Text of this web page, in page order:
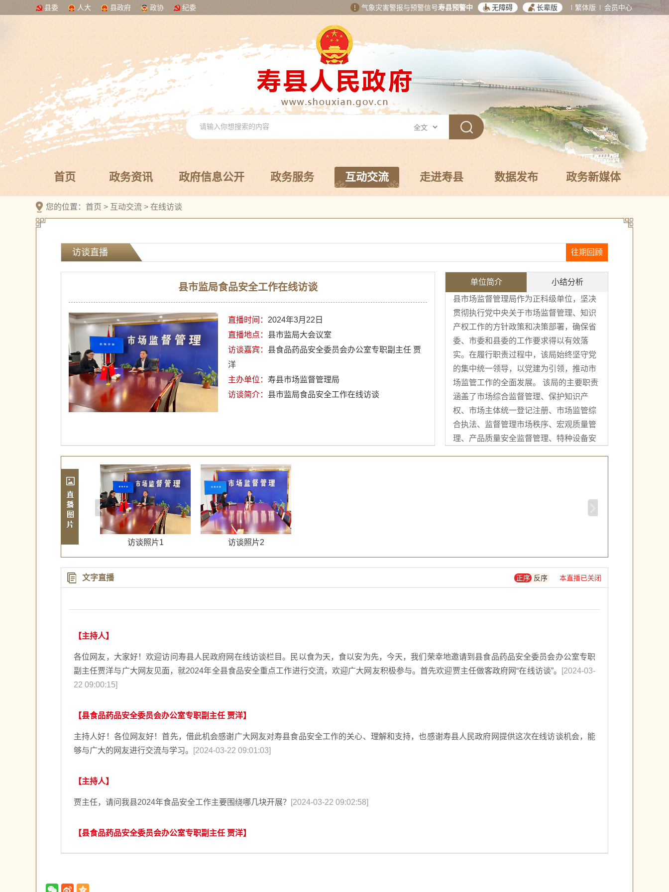
县委 人大 县政府 政协 纪委 气象灾害警报与预警信号寿县预警中 无障碍 长辈版 繁体版 会员中心
首页 政务资讯 政府信息公开 政务服务 互动交流 走进寿县 数据发布 政务新媒体
您的位置： 首页 > 互动交流 > 在线访谈
往期回顾
访谈直播
县市监局食品安全工作在线访谈
直播时间： 2024年3月22日
直播地点： 县市监局大会议室
访谈嘉宾： 县食品药品安全委员会办公室专职副主任 贾
洋
主办单位： 寿县市场监督管理局
访谈简介： 县市监局食品安全工作在线访谈
单位简介
小结分析
县市场监督管理局作为正科级单位，坚决
贯彻执行党中央关于市场监督管理、知识
产权工作的方针政策和决策部署，确保省
委、市委和县委的工作要求得以有效落
实。在履行职责过程中，该局始终坚守党
的集中统一领导，以党建为引领，推动市
场监管工作的全面发展。 该局的主要职责
涵盖了市场综合监督管理、保护知识产
权、市场主体统一登记注册、市场监管综
合执法、监督管理市场秩序、宏观质量管
理、产品质量安全监督管理、特种设备安
重要职责。该局负责贯彻执行国家相关法
全、有效的药品、医疗器械和化妆品。 在
履行这些职责的过程中，县市场监督管理
高监管效能，不断提升市场监管工作的专
用。
访谈照片1 访谈照片2
文字直播 正序 反序 本直播已关闭
【主持人】
各位网友，大家好！欢迎访问寿县人民政府网在线访谈栏目。民以食为天，食以安为先，今天，我们荣幸地邀请到县食品药品安全委员会办公室专职
副主任贾洋与广大网友见面，就2024年全县食品安全重点工作进行交流，欢迎广大网友积极参与。首先欢迎贾主任做客政府网“在线访谈”。
[2024-03-
22 09:00:15]
【县食品药品安全委员会办公室专职副主任 贾洋】
主持人好！各位网友好！首先，借此机会感谢广大网友对寿县食品安全工作的关心、理解和支持，也感谢寿县人民政府网提供这次在线访谈机会，能
够与广大的网友进行交流与学习。
[2024-03-22 09:01:03]
【主持人】
贾主任，请问我县2024年食品安全工作主要围绕哪几块开展？ [2024-03-22 09:02:58]
【县食品药品安全委员会办公室专职副主任 贾洋】
2024年是全面贯彻落实党的二十大精神的关键之年，我局将坚持稳中求进工作总基调，以“四个最严”为统领，强化从农田到餐桌全过程监管，严防严
三、落实生产经营者主体责任；四、持续保持高压严打态势；五、提高食品安全管理能力；六、推动食品产业高质量发展；七、推进食品安全社会共